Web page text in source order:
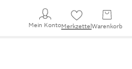
Mein KontoMerkzettel Warenkorb